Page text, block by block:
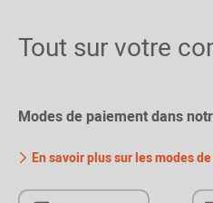
Tout sur votre
Modes de paiement dans
En savoir plus sur les modes